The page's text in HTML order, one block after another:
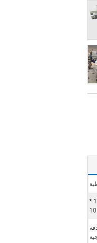
عرض الشاشة * الطول 500 * 200 مم، 500 * 2500 مم، 1000 * 2000 مم، 1000 *